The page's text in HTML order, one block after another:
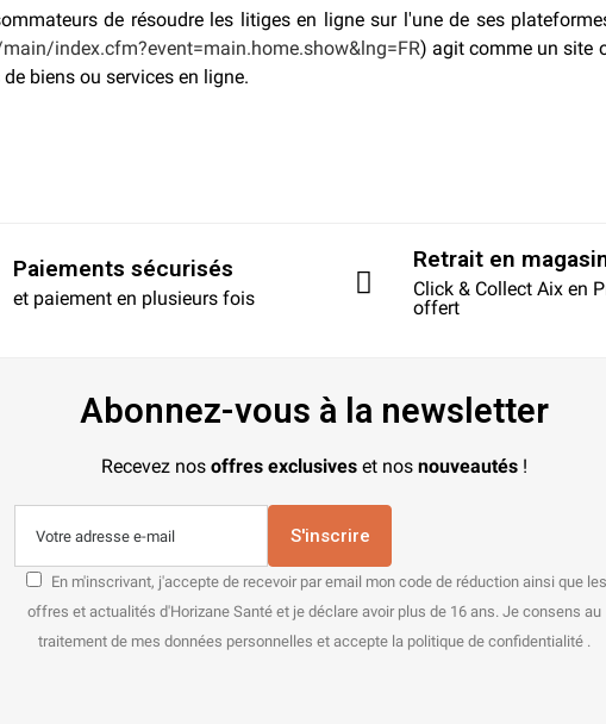
de résoudre les litiges en ligne sur l'une de ses
index.cfm?event=main.home.show&lng=FR) agit comme un site
biens ou services en ligne.
Paiements sécurisés
et paiement en plusieurs fois
Retrait en
Click & Collect Aix en
offert
Abonnez-vous à la newsletter
Recevez nos offres exclusives et nos nouveautés !
S'inscrire
En m'inscrivant, j'accepte de recevoir par email mon code de réduction ainsi que les
offres et actualités d'Horizane Santé et je déclare avoir plus de 16 ans. Je consens au
traitement de mes données personnelles et accepte la politique de confidentialité .